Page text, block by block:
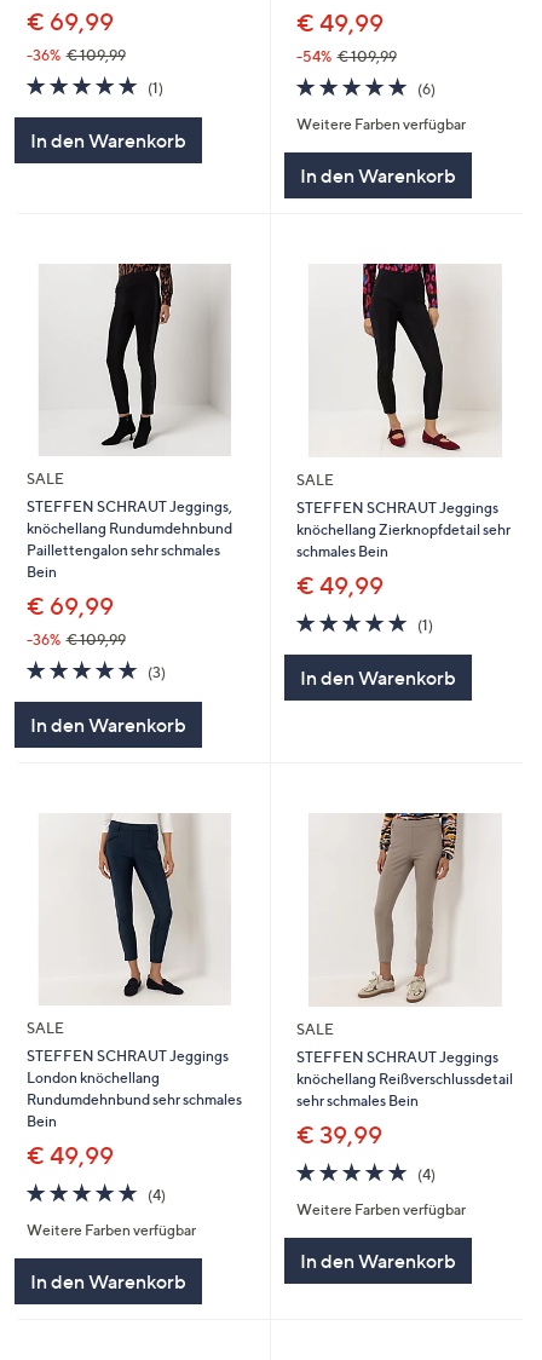
€ 69,99
-36% € 109,99
5.0
von
(1)1
In den Warenkorb
€ 49,99
-54% € 109,99
5.0
von
5
(6)6
Weitere Farben verfügbar
In den Warenkorb
SALE
STEFFEN SCHRAUT Jeggings,
knöchellang Rundumdehnbund
Paillettengalon sehr schmales
Bein
€ 69,99
-36% € 109,99
5.0
von
(3)3
In den Warenkorb
SALE
STEFFEN SCHRAUT Jeggings
knöchellang Zierknopfdetail sehr
schmales Bein
€ 49,99
5.0
von
(1)1
In den Warenkorb
SALE
STEFFEN SCHRAUT Jeggings
London knöchellang
Rundumdehnbund sehr schmales
Bein
€ 49,99
5.0
von
5
(4)4
Weitere Farben verfügbar
In den Warenkorb
SALE
STEFFEN SCHRAUT Jeggings
knöchellang Reißverschlussdetail
sehr schmales Bein
€ 39,99
5.0
von
5
(4)4
Weitere Farben verfügbar
In den Warenkorb